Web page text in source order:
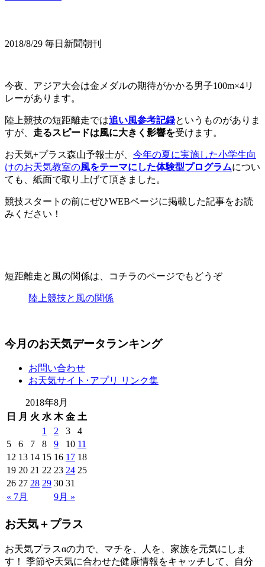
2018/8/29 毎日新聞朝刊
今夜、アジア大会は金メダルの期待がかかる男子100m×4リ
レーがあります。
陸上競技の短距離走では追い風参考記録というものがありま
すが、 走るスピードは風に大きく影響を受けます。
お天気+プラス森山予報士が、 今年の夏に実施した小学生向
けのお天気教室の風をテーマにした体験型プログラムについ
ても、紙面で取り上げて頂きました。
競技スタートの前にぜひWEBページに掲載した記事をお読
みください！
短距離走と風の関係は、コチラのページでもどうぞ
陸上競技と風の関係
今月のお天気データランキング
お問い合わせ
お天気サイト･アプリ リンク集
2018年8月
日
月 火 水 木 金 土
« 7月 9月 »
1 2 3
4
5
6 7 8 9 10 11
12 13 14 15 16 17 18
19 20 21 22 23 24 25
26 27 28 29 30 31
お天気＋プラス
お天気プラスαの力で、マチを、人を、家族を元気にしま
す！ 季節や天気に合わせた健康情報をキャッチして、自分